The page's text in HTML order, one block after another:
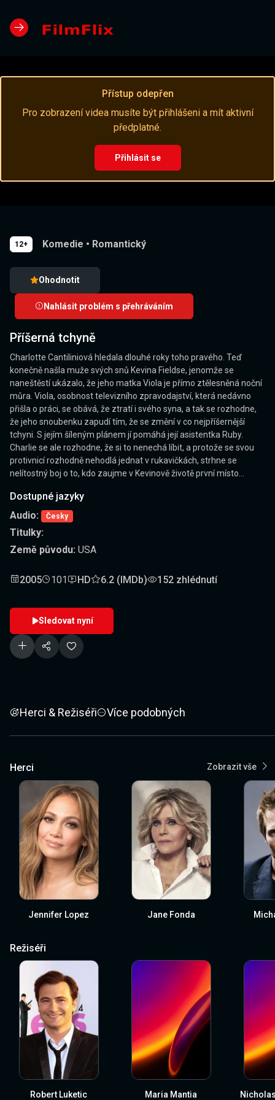
Přístup odepřen
Pro zobrazení videa musíte být přihlášeni a mít aktivní
předplatné.
Přihlásit se
12+ Komedie • Romantický
Ohodnotit
Nahlásit problém s přehráváním
Příšerná tchyně
Charlotte Cantiliniová hledala dlouhé roky toho pravého. Teď
konečně našla muže svých snů Kevina Fieldse, jenomže se
naneštěstí ukázalo, že jeho matka Viola je přímo ztělesněná noční
můra. Viola, osobnost televizního zpravodajství, která nedávno
přišla o práci, se obává, že ztratí i svého syna, a tak se rozhodne,
že jeho snoubenku zapudí tím, že se změní v co nejpříšernější
tchyni. S jejím šíleným plánem jí pomáhá její asistentka Ruby.
Charlie se ale rozhodne, že si to nenechá líbit, a protože se svou
protivnicí rozhodně nehodlá jednat v rukavičkách, strhne se
nelítostný boj o to, kdo zaujme v Kevinově životě první místo...
Dostupné jazyky
Audio:
Česky
Titulky:
Země původu: USA
2005 101 HD 6.2 (IMDb) 152 zhlédnutí
Sledovat nyní
Herci & Režiséři Více podobných
Herci Zobrazit vše
Jennifer Lopez Jane Fonda
Režiséři
Robert Luketic Maria Mantia